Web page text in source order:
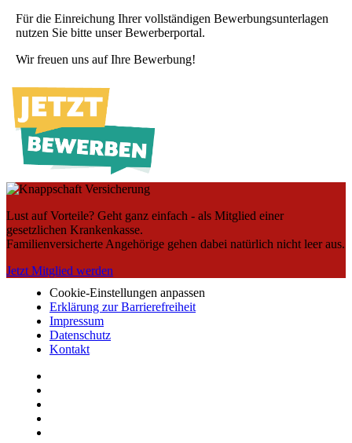
Für die Einreichung Ihrer vollständigen Bewerbungsunterlagen
nutzen Sie bitte unser Bewerberportal.
Wir freuen uns auf Ihre Bewerbung!
Lust auf Vorteile? Geht ganz einfach - als Mitglied einer
gesetzlichen Krankenkasse.
Familienversicherte Angehörige gehen dabei natürlich nicht leer aus.
Jetzt Mitglied werden
Cookie-Einstellungen anpassen
Erklärung zur Barrierefreiheit
Impressum
Datenschutz
Kontakt